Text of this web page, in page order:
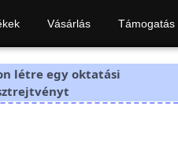
Vásárlás Támogatás
létre egy oktatási